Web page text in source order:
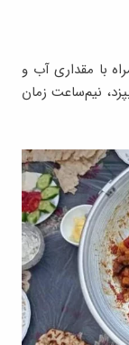
با مقداری آب و
نیم‌ساعت زمان